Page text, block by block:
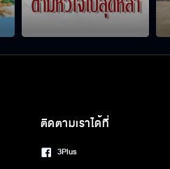
ติดตามเราได้ที่
3Plus